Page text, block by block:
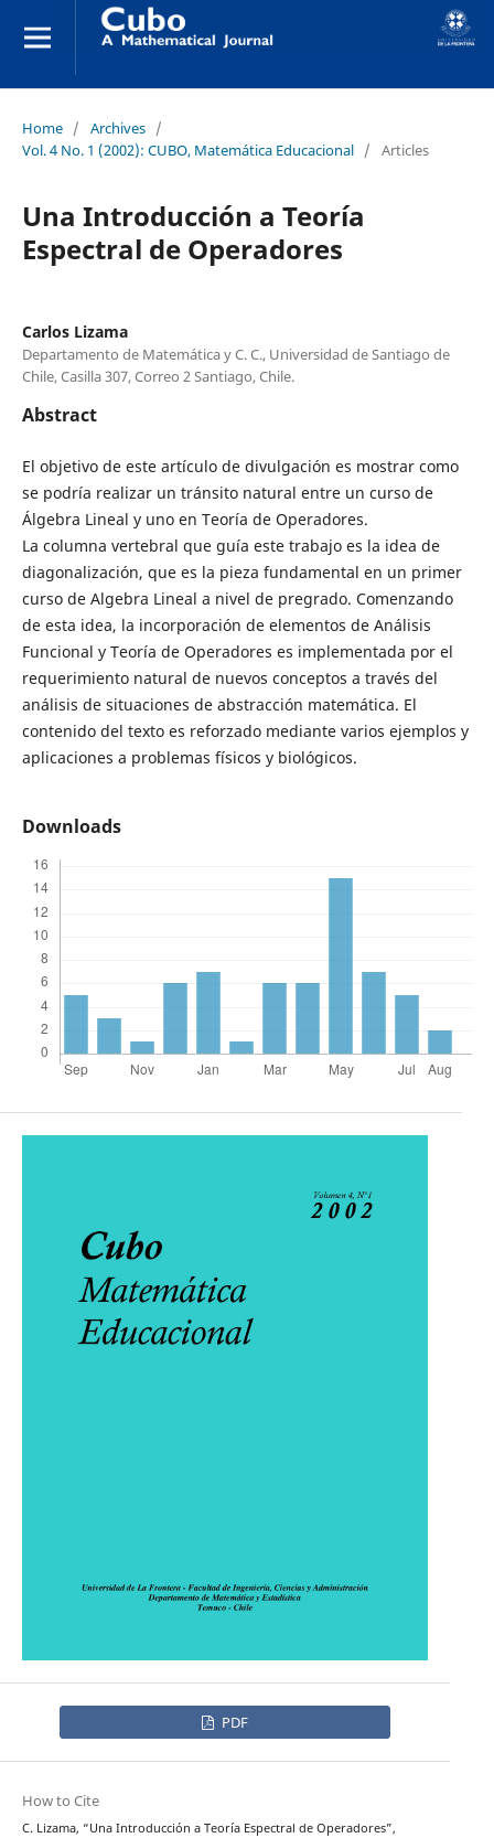
Home / Archives /
Vol. 4 No. 1 (2002): CUBO, Matemática Educacional / Articles
Una Introducción a Teoría
Espectral de Operadores
Carlos Lizama
Departamento de Matemática y C. C., Universidad de Santiago de
Chile, Casilla 307, Correo 2 Santiago, Chile.
Abstract
El objetivo de este artículo de divulgación es mostrar como
se podría realizar un tránsito natural entre un curso de
Álgebra Lineal y uno en Teoría de Operadores.
La columna vertebral que guía este trabajo es la idea de
diagonalización, que es la pieza fundamental en un primer
curso de Algebra Lineal a nivel de pregrado. Comenzando
de esta idea, la incorporación de elementos de Análisis
Funcional y Teoría de Operadores es implementada por el
requerimiento natural de nuevos conceptos a través del
análisis de situaciones de abstracción matemática. El
contenido del texto es reforzado mediante varios ejemplos y
aplicaciones a problemas físicos y biológicos.
Downloads
PDF
How to Cite
C. Lizama, “Una Introducción a Teoría Espectral de Operadores”,